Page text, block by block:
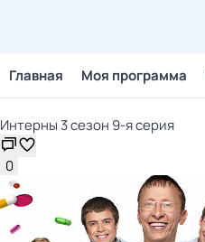
Главная Моя программа
Интерны 3 сезон 9-я серия
0